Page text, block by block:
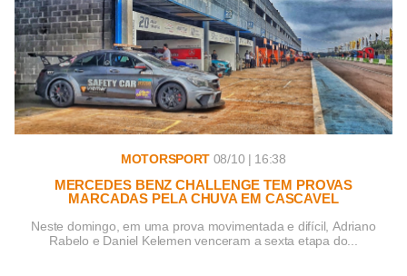
MOTORSPORT 08/10 | 16:38
MERCEDES BENZ CHALLENGE TEM PROVAS
MARCADAS PELA CHUVA EM CASCAVEL
Neste domingo, em uma prova movimentada e difícil, Adriano
Rabelo e Daniel Kelemen venceram a sexta etapa do...